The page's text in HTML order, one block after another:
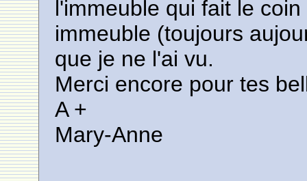
l'immeuble qui fait le
immeuble (toujours
que je ne l'ai vu.
Merci encore pour tes
A +
Mary-Anne